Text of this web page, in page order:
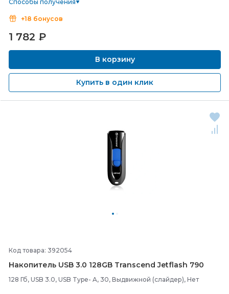
Способы получения
+18 бонусов
1 782 ₽
В корзину
Купить в один клик
Код товара: 392054
Накопитель USB 3.0 128GB Transcend Jetflash 790
128 Гб, USB 3.0, USB Type- A, 30, Выдвижной (слайдер), Нет